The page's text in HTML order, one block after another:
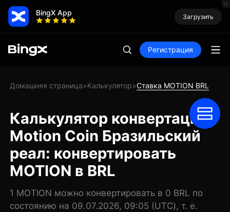
BingX App Загрузить
Регистрация
Домашняя страница>Калькулятор>Ставка MOTION BRL
Калькулятор конвертации
Motion Coin Бразильский
реал: конвертировать
MOTION в BRL
1 MOTION можно конвертировать в 0 BRL по
состоянию на 09.07.2026, 09:05 (UTC), т. е.